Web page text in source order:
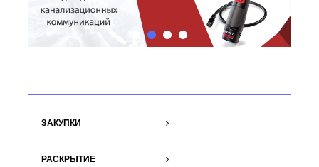
ЗАКУПКИ
РАСКРЫТИЕ